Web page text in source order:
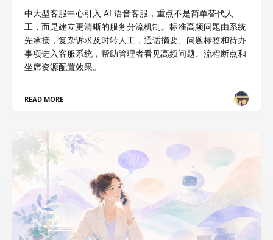
中大型客服中心引入 AI 语音客服，重点不是简单替代人
工，而是建立更清晰的服务分流机制。标准高频问题由系统
先承接，复杂诉求及时转人工，通话摘要、问题标签和待办
事项进入客服系统，帮助管理者看见高频问题、流程断点和
坐席资源配置效果。
READ MORE